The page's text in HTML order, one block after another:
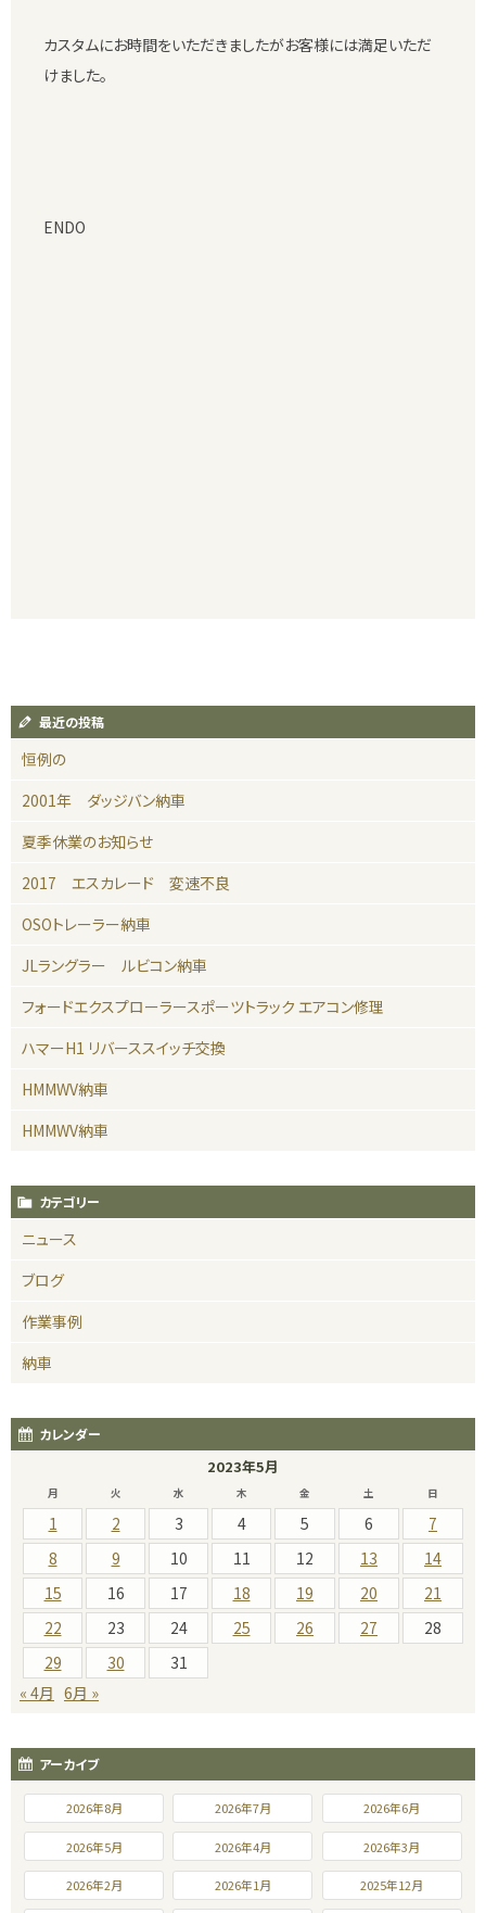
カスタムにお時間をいただきましたがお客様には満足いただ
けました。
ENDO
最近の投稿
恒例の
2001年 ダッジバン納車
夏季休業のお知らせ
2017 エスカレード 変速不良
OSOトレーラー納車
JLラングラー ルビコン納車
フォードエクスプローラースポーツトラック エアコン修理
ハマーH1 リバーススイッチ交換
HMMWV納車
HMMWV納車
カテゴリー
ニュース
ブログ
作業事例
納車
カレンダー
2023年5月
月 火 水 木 金 土 日
1 2 3 4 5 6
7
8
9 10 11 12 13
14
15
16 17 18 19 20
21
22
23 24 25 26 27
28
29
30
31
« 4月 6月 »
アーカイブ
2026年8月 2026年7月 2026年6月
2026年5月 2026年4月 2026年3月
2026年2月 2026年1月 2025年12月